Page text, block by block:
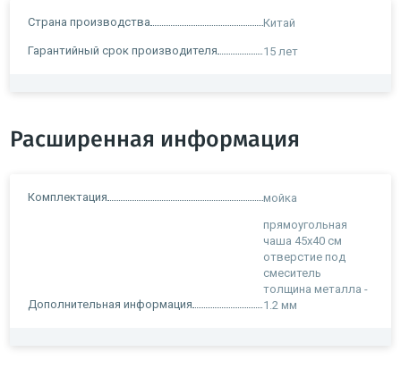
Страна производства Китай
Гарантийный срок производителя 15 лет
Расширенная информация
Комплектация мойка
Дополнительная информация
прямоугольная
чаша 45х40 см
отверстие под
смеситель
толщина металла -
1.2 мм